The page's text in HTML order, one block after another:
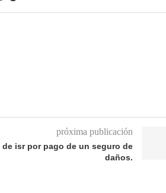
próxima publicación
de isr por pago de un seguro de
daños.